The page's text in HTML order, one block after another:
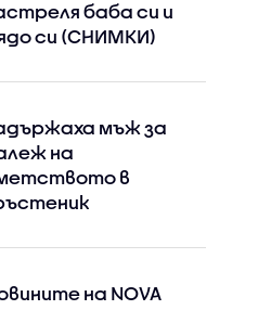
баба си и
си (СНИМКИ)
мъж за
на
в
на NOVA